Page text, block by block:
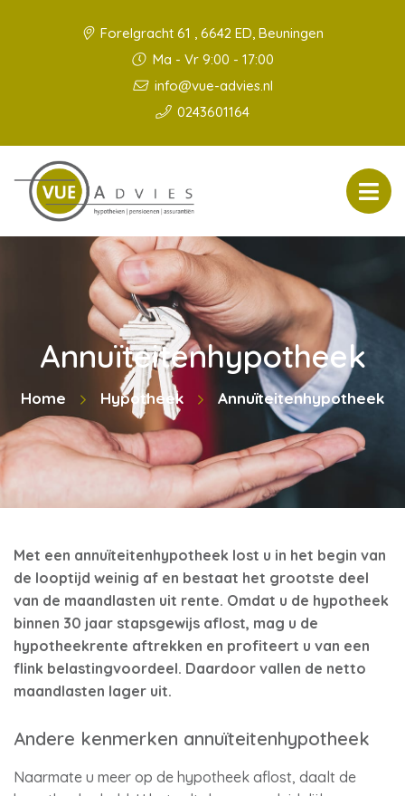
Forelgracht 61 , 6642 ED, Beuningen
Ma - Vr 9:00 - 17:00
info@vue-advies.nl
0243601164
Annuïteitenhypotheek
Home Hypotheek Annuïteitenhypotheek
Met een annuïteitenhypotheek lost u in het begin van
de looptijd weinig af en bestaat het grootste deel
van de maandlasten uit rente. Omdat u de hypotheek
binnen 30 jaar stapsgewijs aflost, mag u de
hypotheekrente aftrekken en profiteert u van een
flink belastingvoordeel. Daardoor vallen de netto
maandlasten lager uit.
Andere kenmerken annuïteitenhypotheek
Naarmate u meer op de hypotheek aflost, daalt de